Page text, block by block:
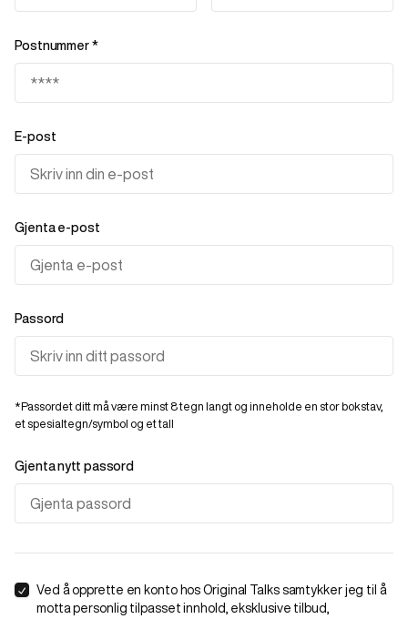
Postnummer *
E-post
Gjenta e-post
Passord
*Passordet ditt må være minst 8 tegn langt og inneholde en stor bokstav,
et spesialtegn/symbol og et tall
Gjenta nytt passord
Ved å opprette en konto hos Original Talks samtykker jeg til å
motta personlig tilpasset innhold, eksklusive tilbud,